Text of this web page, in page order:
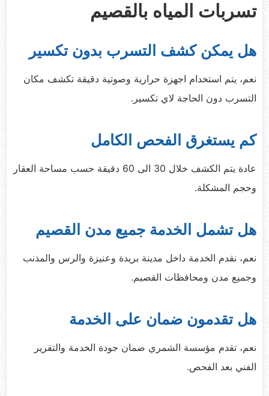
تسربات المياه بالقصيم
هل يمكن كشف التسرب بدون تكسير
نعم، يتم استخدام اجهزة حرارية وصوتية دقيقة تكشف مكان
التسرب دون الحاجة لاي تكسير.
كم يستغرق الفحص الكامل
عادة يتم الكشف خلال 30 الى 60 دقيقة حسب مساحة العقار
وحجم المشكلة.
هل تشمل الخدمة جميع مدن القصيم
نعم، نقدم الخدمة داخل مدينة بريدة وعنيزة والرس والمذنب
وجميع مدن ومحافظات القصيم.
هل تقدمون ضمان على الخدمة
نعم، تقدم مؤسسة الشمري ضمان جودة الخدمة والتقرير
الفني بعد الفحص.